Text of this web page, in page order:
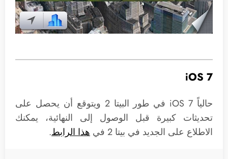
iOS 7
حالياً iOS 7 في طور البيتا 2 ويتوقع أن يحصل على
تحديثات كبيرة قبل الوصول إلى النهائية، يمكنك
الاطلاع على الجديد في بيتا 2 في
هذا الرابط.